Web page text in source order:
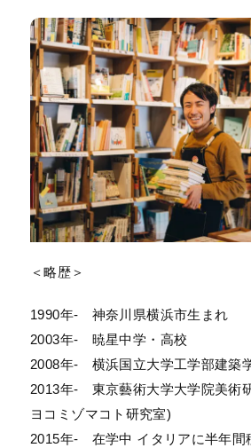
＜略歴＞
1990年- 神奈川県横浜市生まれ
2003年- 暁星中学・高校
2008年- 横浜国立大学工学部建築
2013年- 東京藝術大学大学院美術
ヨコミゾマコト研究室)
2015年- 在学中 イタリアに半年間